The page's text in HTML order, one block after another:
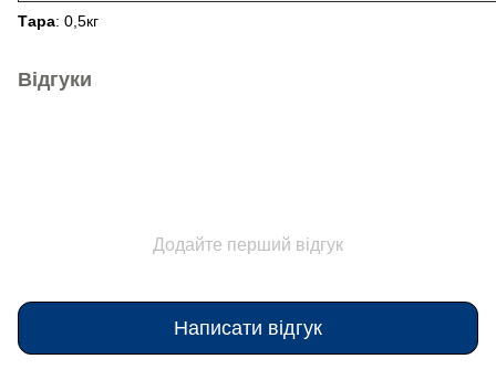
Тара: 0,5кг
Відгуки
Додайте перший відгук
Написати відгук